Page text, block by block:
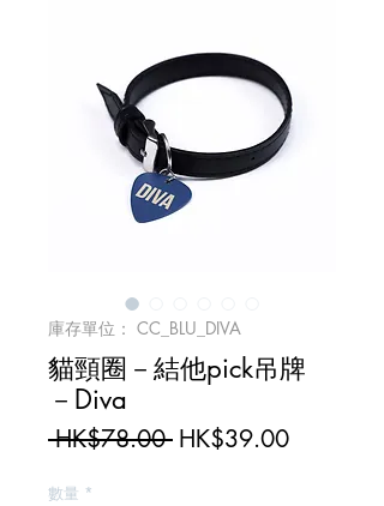
庫存單位： CC_BLU_DIVA
貓頸圈－結他pick吊牌
－Diva
HK$78.00 一
HK$39.00促
數量 *